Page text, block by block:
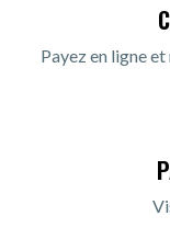
Payez en ligne